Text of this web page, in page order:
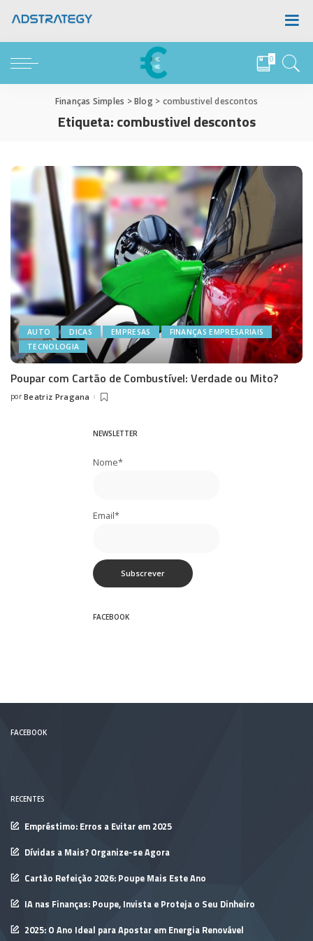
0
Finanças Simples >Blog> combustivel descontos
Etiqueta:combustivel descontos
AUTO DICAS EMPRESAS
FINANÇAS EMPRESARIAIS
TECNOLOGIA
Poupar com Cartão de Combustível: Verdade ou Mito?
Posted
por Beatriz Pragana
NEWSLETTER
Nome*
Email*
FACEBOOK
FACEBOOK
RECENTES
Empréstimo: Erros a Evitar em 2025
Dívidas a Mais? Organize-se Agora
Cartão Refeição 2026: Poupe Mais Este Ano
IA nas Finanças: Poupe, Invista e Proteja o Seu Dinheiro
2025: O Ano Ideal para Apostar em Energia Renovável